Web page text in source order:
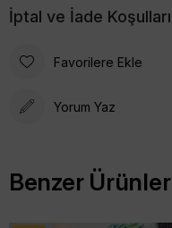
İptal ve İade Koşulları
Favorilere Ekle
Yorum Yaz
Benzer Ürünler